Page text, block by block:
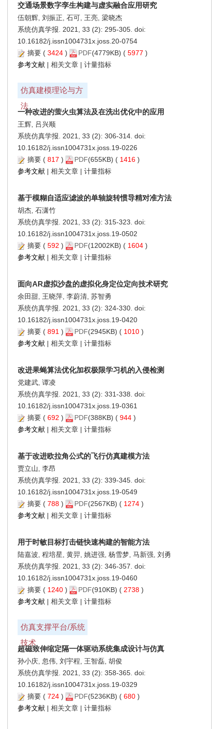
交通场景数字孪生构建与虚实融合应用研究
伍朝辉, 刘振正, 石可, 王亮, 梁晓杰
系统仿真学报. 2021, 33 (2): 295-305. doi:
10.16182/j.issn1004731x.joss.20-0754
摘要 ( 3424 ) PDF(4779KB) ( 5977 )
参考文献 | 相关文章 | 计量指标
仿真建模理论与方
法
一种改进的萤火虫算法及在洗出优化中的应用
王辉, 吕兴顺
系统仿真学报. 2021, 33 (2): 306-314. doi:
10.16182/j.issn1004731x.joss.19-0226
摘要 ( 817 ) PDF(655KB) ( 1416 )
参考文献 | 相关文章 | 计量指标
基于模糊自适应滤波的单轴旋转惯导精对准方法
胡杰, 石潇竹
系统仿真学报. 2021, 33 (2): 315-323. doi:
10.16182/j.issn1004731x.joss.19-0502
摘要 ( 592 ) PDF(12002KB) ( 1604 )
参考文献 | 相关文章 | 计量指标
面向AR虚拟沙盘的虚拟化身定位定向技术研究
余田甜, 王晓萍, 李蔚清, 苏智勇
系统仿真学报. 2021, 33 (2): 324-330. doi:
10.16182/j.issn1004731x.joss.19-0420
摘要 ( 891 ) PDF(2945KB) ( 1010 )
参考文献 | 相关文章 | 计量指标
改进果蝇算法优化加权极限学习机的入侵检测
党建武, 谭凌
系统仿真学报. 2021, 33 (2): 331-338. doi:
10.16182/j.issn1004731x.joss.19-0361
摘要 ( 692 ) PDF(388KB) ( 944 )
参考文献 | 相关文章 | 计量指标
基于改进欧拉角公式的飞行仿真建模方法
贾立山, 李昂
系统仿真学报. 2021, 33 (2): 339-345. doi:
10.16182/j.issn1004731x.joss.19-0549
摘要 ( 788 ) PDF(2567KB) ( 1274 )
参考文献 | 相关文章 | 计量指标
用于时敏目标打击链快速构建的智能方法
陆嘉波, 程培星, 黄羿, 姚进强, 杨雪梦, 马新强, 刘勇
系统仿真学报. 2021, 33 (2): 346-357. doi:
10.16182/j.issn1004731x.joss.19-0460
摘要 ( 1240 ) PDF(910KB) ( 2738 )
参考文献 | 相关文章 | 计量指标
仿真支撑平台/系统
技术
超磁致伸缩定隔一体驱动系统集成设计与仿真
孙小庆, 忽伟, 刘宇程, 王智磊, 胡俊
系统仿真学报. 2021, 33 (2): 358-365. doi:
10.16182/j.issn1004731x.joss.19-0329
摘要 ( 724 ) PDF(5236KB) ( 680 )
参考文献 | 相关文章 | 计量指标